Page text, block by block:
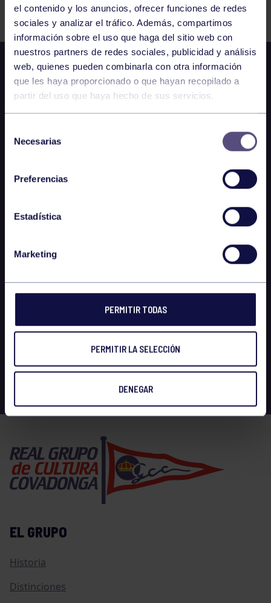
el contenido y los anuncios, ofrecer funciones de redes
sociales y analizar el tráfico. Además, compartimos
información sobre el uso que haga del sitio web con
nuestros partners de redes sociales, publicidad y análisis
web, quienes pueden combinarla con otra información
que les haya proporcionado o que hayan recopilado a
partir del uso que haya hecho de sus servicios.
Necesarias
Preferencias
Estadística
Marketing
PERMITIR TODAS
PERMITIR LA SELECCIÓN
DENEGAR
EL GRUPO
Historia
Distinciones